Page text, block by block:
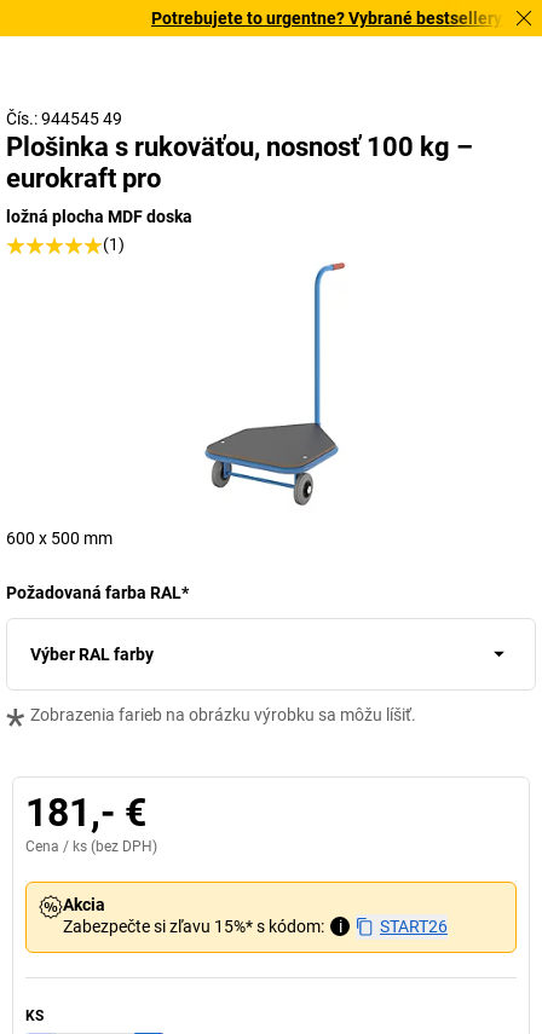
Potrebujete to urgentne? Vybrané bestsellery
Čís.: 944545 49
Plošinka s rukoväťou, nosnosť 100 kg –
eurokraft pro
ložná plocha MDF doska
(1)
600 x 500 mm
Požadovaná farba RAL*
Výber RAL farby
* Zobrazenia farieb na obrázku výrobku sa môžu líšiť.
181,- €
Cena / ks (bez DPH)
Akcia
Zabezpečte si zľavu 15%* s kódom:
i START26
KS